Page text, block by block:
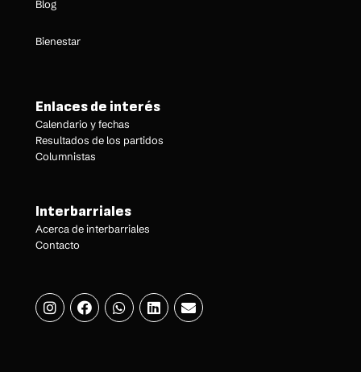
Blog
Bienestar
Enlaces de interés
Calendario y fechas
Resultados de los partidos
Columnistas
Interbarriales
Acerca de interbarriales
Contacto